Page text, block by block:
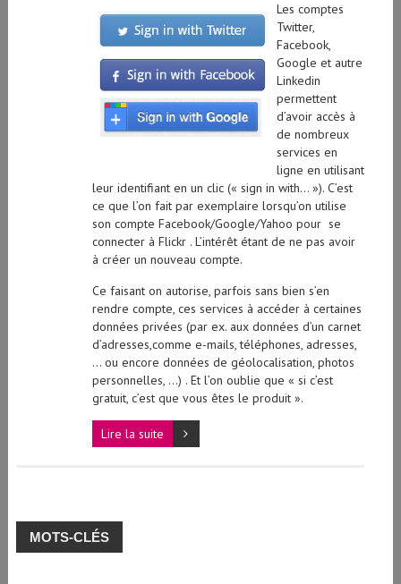
Les comptes
Twitter,
Facebook,
Google et autre
Linkedin
permettent
d’avoir accès à
de nombreux
services en
ligne en utilisant
leur identifiant en un clic (« sign in with… »). C’est
ce que l’on fait par exemplaire lorsqu’on utilise
son compte Facebook/Google/Yahoo pour se
connecter à Flickr . L’intérêt étant de ne pas avoir
à créer un nouveau compte.
Ce faisant on autorise, parfois sans bien s’en
rendre compte, ces services à accéder à certaines
données privées (par ex. aux données d’un carnet
d’adresses,comme e-mails, téléphones, adresses,
… ou encore données de géolocalisation, photos
personnelles, …) . Et l’on oublie que « si c’est
gratuit, c’est que vous êtes le produit ».
Lire la suite
MOTS-CLÉS